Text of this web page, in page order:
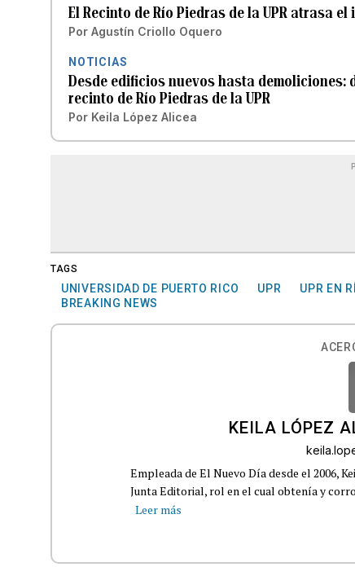
El Recinto de Río Piedras de la UPR atrasa
Por Agustín Criollo Oquero
NOTICIAS
Desde edificios nuevos hasta
recinto de Río Piedras de la UPR
Por Keila López Alicea
TAGS
UNIVERSIDAD DE PUERTO RICO UPR UPR EN
BREAKING NEWS
KEILA LÓPEZ
Empleada de El Nuevo Día desde el 2006,
Junta Editorial, rol en el cual obtenía y
Leer más